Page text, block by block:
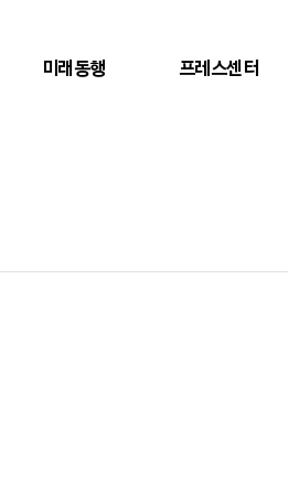
미래동행 프레스센터